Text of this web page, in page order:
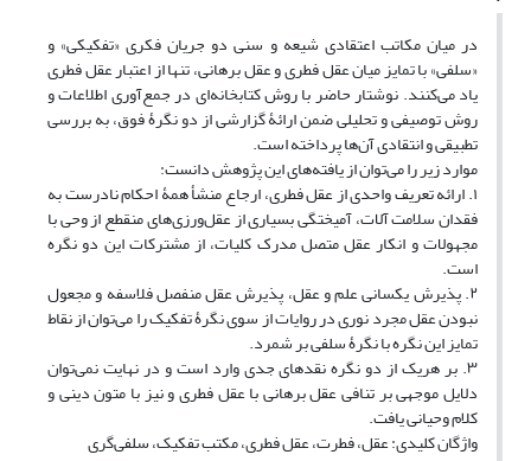
در میان مکاتب اعتقادی شیعه و سنی دو جریان فکری «تفکیکی» و
«سلفی» با تمایز میان عقل فطری و عقل برهانی، تنها از اعتبار عقل فطری
یاد می‌کنند. نوشتار حاضر با روش کتابخانه‌ای در جمع‌آوری اطلاعات و
روش توصیفی و تحلیلی ضمن ارائۀ گزارشی از دو نگرۀ فوق، به بررسی
تطبیقی و انتقادی آن‌ها پرداخته است.
موارد زیر را می‌توان از یافته‌های این پژوهش دانست:
۱. ارائه تعریف واحدی از عقل فطری، ارجاع منشأ همۀ احکام نادرست به
فقدان سلامت آلات، آمیختگی بسیاری از عقل‌ورزی‌های منقطع از وحی با
مجهولات و انکار عقل متصل مدرک کلیات، از مشترکات این دو نگره
است.
۲. پذیرش یکسانی علم و عقل، پذیرش عقل منفصل فلاسفه و مجعول
نبودن عقل مجرد نوری در روایات از سوی نگرۀ تفکیک را می‌توان از نقاط
تمایز این نگره با نگرۀ سلفی بر شمرد.
۳. بر هریک از دو نگره نقدهای جدی وارد است و در نهایت نمی‌توان
دلایل موجهی بر تنافی عقل برهانی با عقل فطری و نیز با متون دینی و
کلام وحیانی یافت.
واژگان کلیدی: عقل، فطرت، عقل فطری، مکتب تفکیک، سلفی‌گری